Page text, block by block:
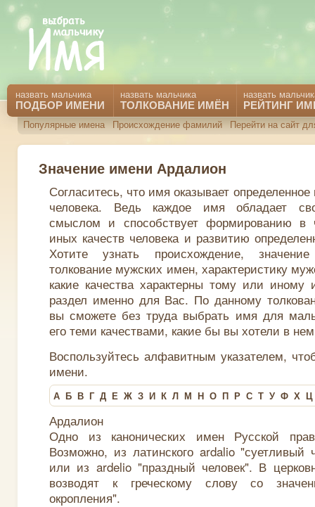
назвать мальчика
ПОДБОР ИМЕНИ
назвать мальчика
ТОЛКОВАНИЕ ИМЁН
назвать
РЕЙТИНГ
Популярные имена Происхождение фамилий Перейти на сайт
Значение имени Ардалион
Согласитесь, что имя оказывает
человека. Ведь каждое имя обладает
смыслом и способствует формированию в
иных качеств человека и развитию
Хотите узнать происхождение,
толкование мужских имен, характеристику
какие качества характерны тому или иному
раздел именно для Вас. По данному
вы сможете без труда выбрать имя для
его теми качествами, какие бы вы хотели в
Воспользуйтесь алфавитным указателем,
имени.
А Б В Г Д Е Ж З И К Л М Н О П Р С Т У Ф Х Ц
Ардалион
Одно из канонических имен Русской
Возможно, из латинского ardalio "суетливый
или из ardelio "праздный человек". В
возводят к греческому слову со
окропления".